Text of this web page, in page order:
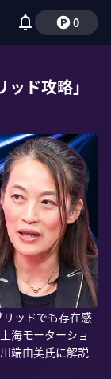
0
ド攻略」
ッドでも存在感
海モーターショ
端由美氏に解説